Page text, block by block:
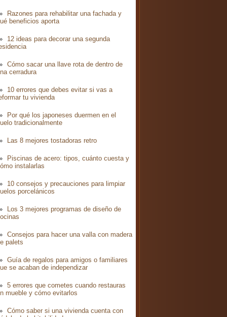
Razones para rehabilitar una fachada y
beneficios aporta
12 ideas para decorar una segunda
Cómo sacar una llave rota de dentro de
cerradura
10 errores que debes evitar si vas a
tu vivienda
Por qué los japoneses duermen en el
tradicionalmente
Las 8 mejores tostadoras retro
Piscinas de acero: tipos, cuánto cuesta y
instalarlas
10 consejos y precauciones para limpiar
porcelánicos
Los 3 mejores programas de diseño de
Consejos para hacer una valla con madera
palets
Guía de regalos para amigos o familiares
se acaban de independizar
5 errores que cometes cuando restauras
mueble y cómo evitarlos
Cómo saber si una vivienda cuenta con